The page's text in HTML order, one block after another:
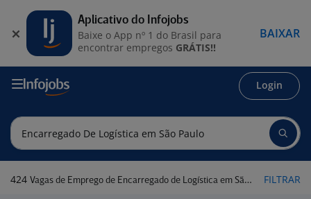
Login
424 Vagas de Emprego de Encarregado de Logística em São Paulo FILTRAR
Aplicativo do Infojobs
Baixe o App nº 1 do Brasil para
encontrar empregos GRÁTIS!!
BAIXAR